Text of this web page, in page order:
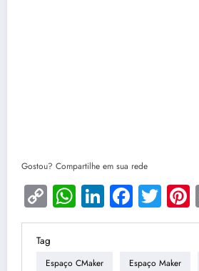
Gostou? Compartilhe em sua rede
Copy
Link
WhatsApp
LinkedIn
Tag
Espaço CMaker Espaço Maker